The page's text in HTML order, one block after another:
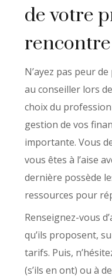
de votre
rencontre
N’ayez pas peur
au conseiller lors
choix du
gestion de vos
importante. Vous
vous êtes à l’aise
dernière possède
ressources pour
Renseignez-vous
qu’ils proposent,
tarifs. Puis,
(s’ils en ont) ou à